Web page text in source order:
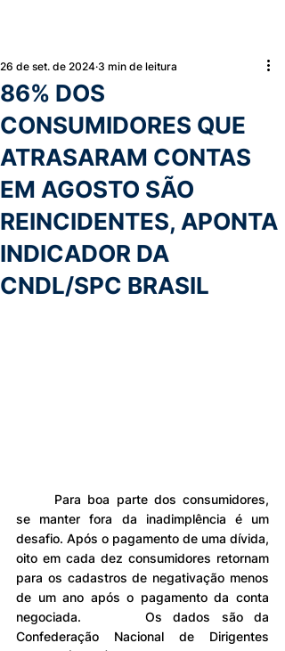
86% DOS
CONSUMIDORES QUE
ATRASARAM CONTAS
EM AGOSTO SÃO
REINCIDENTES, APONTA
INDICADOR DA
CNDL/SPC BRASIL
26 de set. de 2024 3 min de leitura
se manter fora da inadimplência é um
desafio. Após o pagamento de uma dívida,
oito em cada dez consumidores retornam
para os cadastros de negativação menos
de um ano após o pagamento da conta
negociada. 		Os dados são da
Confederação Nacional de Dirigentes